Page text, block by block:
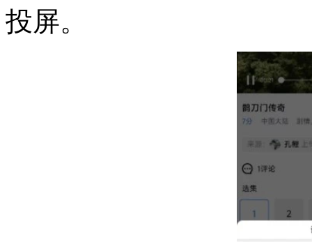
投屏。